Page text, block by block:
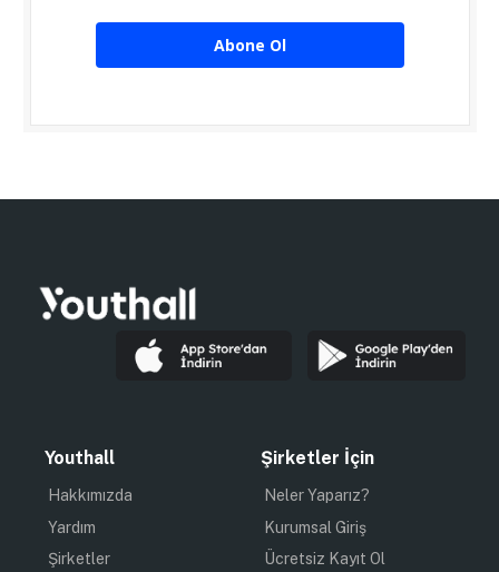
Abone Ol
Youthall
Hakkımızda
Yardım
Şirketler
Şirketler İçin
Neler Yaparız?
Kurumsal Giriş
Ücretsiz Kayıt Ol